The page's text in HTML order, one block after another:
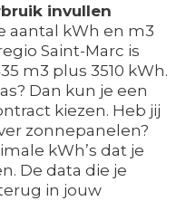
invullen
aantal kWh en m3
Saint-Marc is
m3 plus 3510 kWh.
Dan kun je een
kiezen. Heb jij
zonnepanelen?
kWh’s dat je
De data die je
in jouw